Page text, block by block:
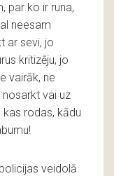
par ko ir runa,
neesam
ar sevi, jo
kritizēju, jo
vairāk, ne
vai uz
rodas, kādu
veidolā